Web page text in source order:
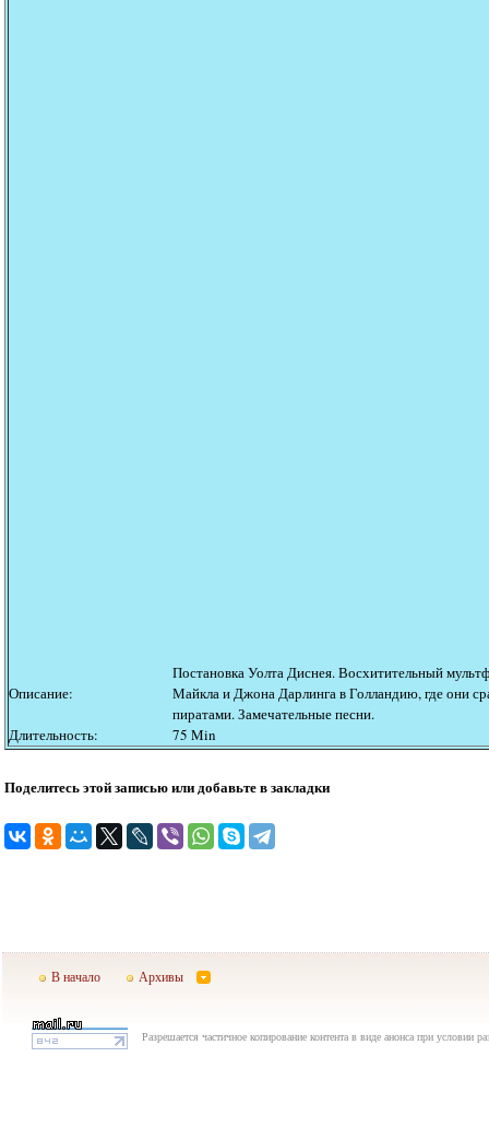
Описание:
Постановка Уолта Диснея. Восхитительный
Майкла и Джона Дарлинга в Голландию, где они
пиратами. Замечательные песни.
Длительность:
75 Min
Поделитесь этой записью или добавьте в закладки
В начало Архивы
Разрешается частичное копирование контента в виде анонса при условии